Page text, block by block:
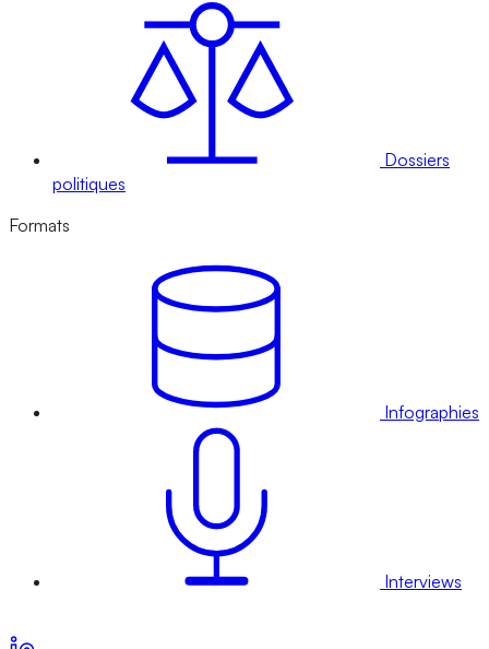
Dossiers
politiques
Formats
Infographies
Interviews